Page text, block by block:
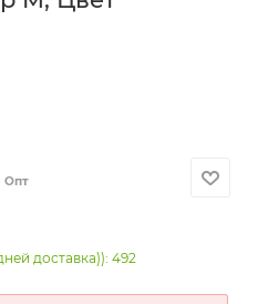
Опт
доставка)): 492